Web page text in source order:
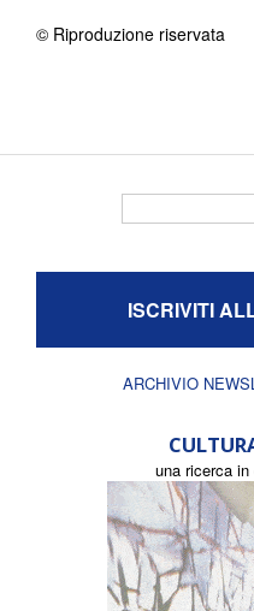
© Riproduzione riservata
ISCRIVITI
ARCHIVIO
una ricerca